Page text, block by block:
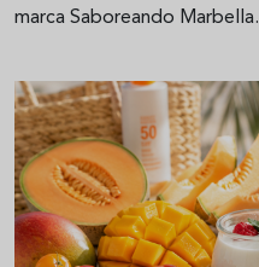
marca Saboreando Marbella.